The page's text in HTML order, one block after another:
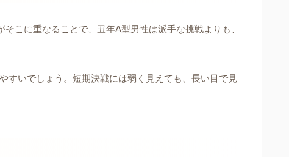
そこに重なることで、丑年A型男性は派手な挑戦よりも、
すいでしょう。短期決戦には弱く見えても、長い目で見